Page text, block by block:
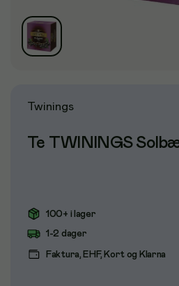
Twinings
Te TWININGS
100+ i lager
1-2 dager
Faktura, EHF, Kort og Klarna